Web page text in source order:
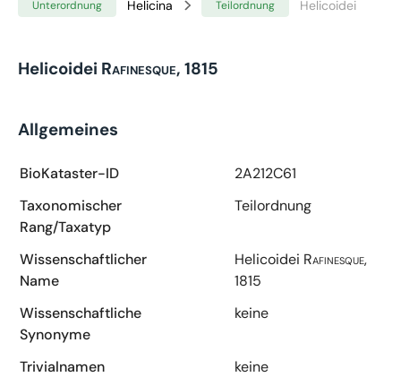
Unterordnung Helicina Teilordnung Helicoidei
Helicoidei Rafinesque, 1815
Allgemeines
BioKataster-ID
2A212C61
Taxonomischer
Rang/Taxatyp
Teilordnung
Wissenschaftlicher
Name
Helicoidei Rafinesque,
1815
Wissenschaftliche
Synonyme
keine
Trivialnamen
keine